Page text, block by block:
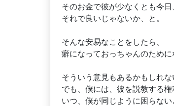
そのお金で彼が少なくとも今日
それで良いじゃないか、と。
そんな安易なことをしたら、
癖になっておっちゃんのために
そういう意見もあるかもしれな
でも、僕には、彼を説教する権
いつ、僕が同じように困らない